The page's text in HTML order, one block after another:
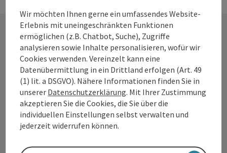
Kontakt
Tourismusverband Donauregion
Oberösterreich
WGD Donau Oberösterreich Tourismus
Wir möchten Ihnen gerne ein umfassendes Website-
Erlebnis mit uneingeschränkten Funktionen
ermöglichen (z.B. Chatbot, Suche), Zugriffe
analysieren sowie Inhalte personalisieren, wofür wir
Cookies verwenden. Vereinzelt kann eine
Datenübermittlung in ein Drittland erfolgen (Art. 49
(1) lit. a DSGVO). Nähere Informationen finden Sie in
unserer Datenschutzerklärung. Mit Ihrer Zustimmung
akzeptieren Sie die Cookies, die Sie über die
individuellen Einstellungen selbst verwalten und
jederzeit widerrufen können.